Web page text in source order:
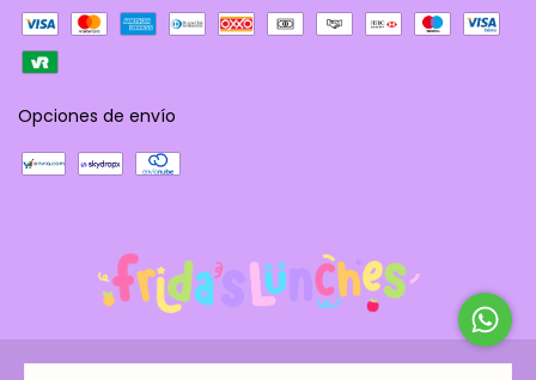
Opciones de envío